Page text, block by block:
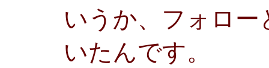
いうか、フォロ
いたんです。